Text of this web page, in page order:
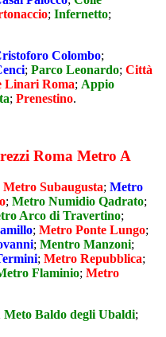
; Infernetto;
Colombo;
; Parco Leonardo; Città
Linari Roma; Appio
; Prenestino.
Roma Metro A
Metro Subaugusta; Metro
; Metro Numidio Qadrato;
Arco di Travertino;
; Metro Ponte Lungo;
; Mentro Manzoni;
; Metro Repubblica;
Flaminio; Metro
Meto Baldo degli Ubaldi;